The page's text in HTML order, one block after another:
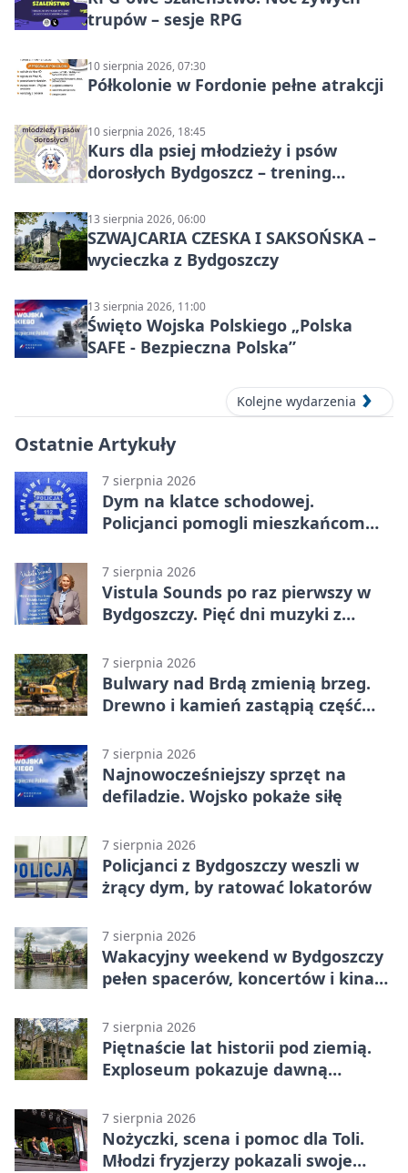
trupów – sesje RPG
10 sierpnia 2026, 07:30
Półkolonie w Fordonie pełne atrakcji
10 sierpnia 2026, 18:45
Kurs dla psiej młodzieży i psów
dorosłych Bydgoszcz – trening
13 sierpnia 2026, 06:00
SZWAJCARIA CZESKA I SAKSOŃSKA –
wycieczka z Bydgoszczy
13 sierpnia 2026, 11:00
Święto Wojska Polskiego „Polska
SAFE - Bezpieczna Polska”
Kolejne wydarzenia
Ostatnie Artykuły
7 sierpnia 2026
Dym na klatce schodowej.
Policjanci pomogli mieszkańcom
7 sierpnia 2026
Vistula Sounds po raz pierwszy w
Bydgoszczy. Pięć dni muzyki z
7 sierpnia 2026
Bulwary nad Brdą zmienią brzeg.
Drewno i kamień zastąpią część
7 sierpnia 2026
Najnowocześniejszy sprzęt na
defiladzie. Wojsko pokaże siłę
7 sierpnia 2026
Policjanci z Bydgoszczy weszli w
żrący dym, by ratować lokatorów
7 sierpnia 2026
Wakacyjny weekend w Bydgoszczy
pełen spacerów, koncertów i kina
7 sierpnia 2026
Piętnaście lat historii pod ziemią.
Exploseum pokazuje dawną
7 sierpnia 2026
Nożyczki, scena i pomoc dla Toli.
Młodzi fryzjerzy pokazali swoje